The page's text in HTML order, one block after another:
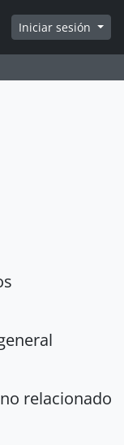
rápidos
Iniciar sesión
relacionado